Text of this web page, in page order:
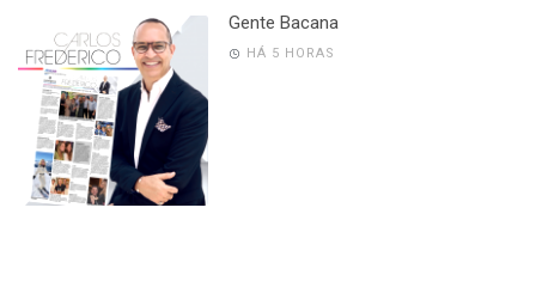
Gente Bacana
HÁ 5 HORAS